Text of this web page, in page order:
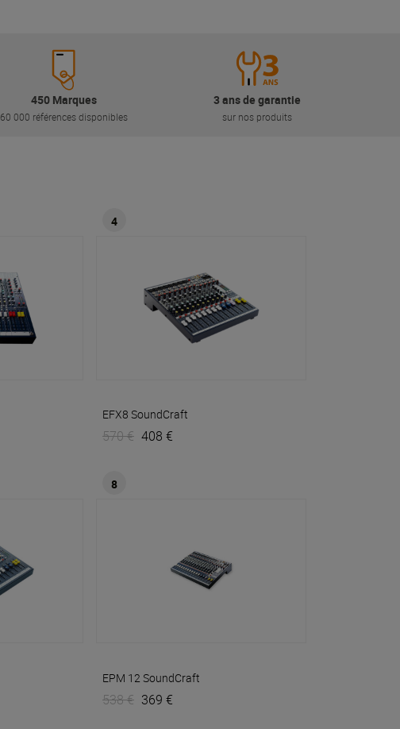
450 Marques
60 000 références disponibles
3 ans de garantie
sur nos produits
4
EFX8 SoundCraft
570 € 408 €
8
EPM 12 SoundCraft
538 € 369 €